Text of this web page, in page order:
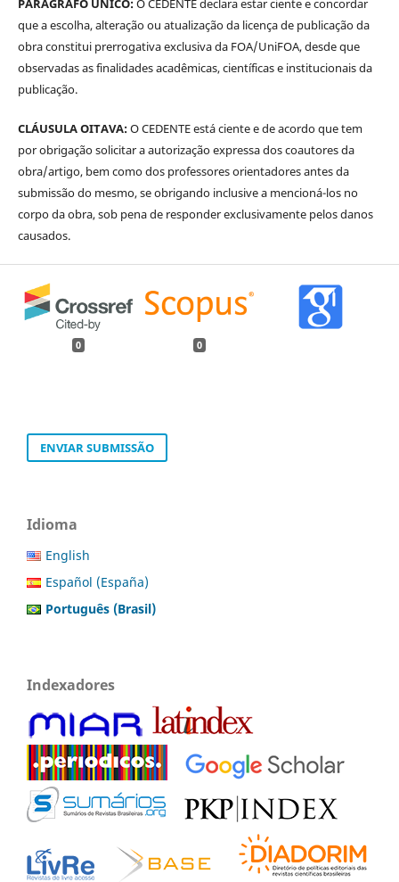
PARÁGRAFO ÚNICO:O CEDENTE declara estar ciente e concordar
que a escolha, alteração ou atualização da licença de publicação da
obra constitui prerrogativa exclusiva da FOA/UniFOA, desde que
observadas as finalidades acadêmicas, científicas e institucionais da
publicação.
CLÁUSULA OITAVA:O CEDENTE está ciente e de acordo que tem
por obrigação solicitar a autorização expressa dos coautores da
obra/artigo, bem como dos professores orientadores antes da
submissão do mesmo, se obrigando inclusive a mencioná-los no
corpo da obra, sob pena de responder exclusivamente pelos danos
causados.
0 0
ENVIAR SUBMISSÃO
Idioma
English
Español (España)
Português (Brasil)
Indexadores